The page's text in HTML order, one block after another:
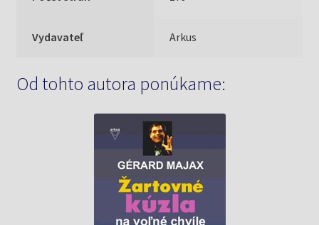
Vydavateľ Arkus
Od tohto autora ponúkame: